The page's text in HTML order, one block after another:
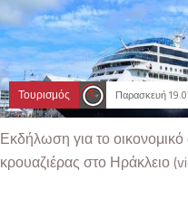
Τουρισμός Παρασκευή
Εκδήλωση για το
κρουαζιέρας στο Ηράκλειο